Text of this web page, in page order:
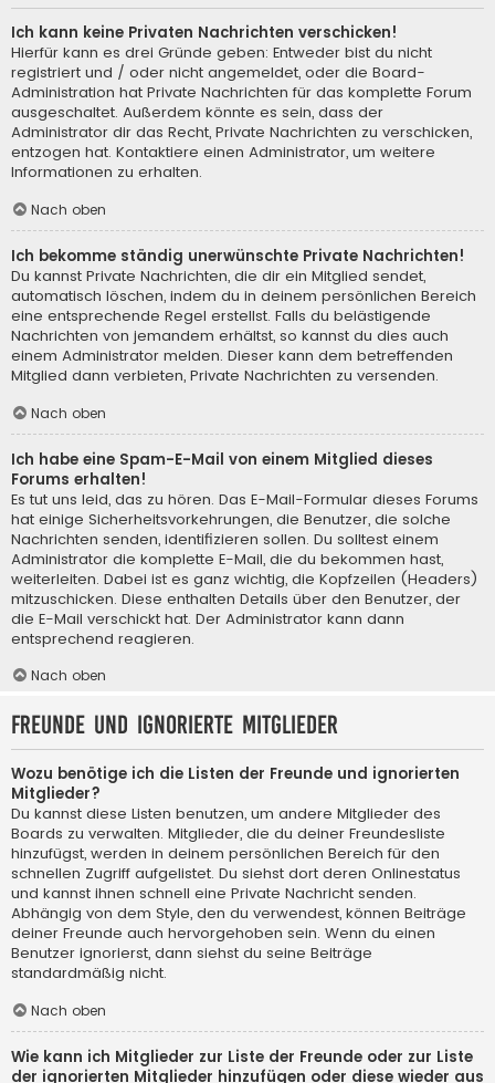
Ich kann keine Privaten Nachrichten verschicken!
Hierfür kann es drei Gründe geben: Entweder bist du nicht
registriert und / oder nicht angemeldet, oder die Board-
Administration hat Private Nachrichten für das komplette Forum
ausgeschaltet. Außerdem könnte es sein, dass der
Administrator dir das Recht, Private Nachrichten zu verschicken,
entzogen hat. Kontaktiere einen Administrator, um weitere
Informationen zu erhalten.
Nach oben
Ich bekomme ständig unerwünschte Private Nachrichten!
Du kannst Private Nachrichten, die dir ein Mitglied sendet,
automatisch löschen, indem du in deinem persönlichen Bereich
eine entsprechende Regel erstellst. Falls du belästigende
Nachrichten von jemandem erhältst, so kannst du dies auch
einem Administrator melden. Dieser kann dem betreffenden
Mitglied dann verbieten, Private Nachrichten zu versenden.
Nach oben
Ich habe eine Spam-E-Mail von einem Mitglied dieses
Forums erhalten!
Es tut uns leid, das zu hören. Das E-Mail-Formular dieses Forums
hat einige Sicherheitsvorkehrungen, die Benutzer, die solche
Nachrichten senden, identifizieren sollen. Du solltest einem
Administrator die komplette E-Mail, die du bekommen hast,
weiterleiten. Dabei ist es ganz wichtig, die Kopfzeilen (Headers)
mitzuschicken. Diese enthalten Details über den Benutzer, der
die E-Mail verschickt hat. Der Administrator kann dann
entsprechend reagieren.
Nach oben
Freunde und ignorierte Mitglieder
Wozu benötige ich die Listen der Freunde und ignorierten
Mitglieder?
Du kannst diese Listen benutzen, um andere Mitglieder des
Boards zu verwalten. Mitglieder, die du deiner Freundesliste
hinzufügst, werden in deinem persönlichen Bereich für den
schnellen Zugriff aufgelistet. Du siehst dort deren Onlinestatus
und kannst ihnen schnell eine Private Nachricht senden.
Abhängig von dem Style, den du verwendest, können Beiträge
deiner Freunde auch hervorgehoben sein. Wenn du einen
Benutzer ignorierst, dann siehst du seine Beiträge
standardmäßig nicht.
Nach oben
Wie kann ich Mitglieder zur Liste der Freunde oder zur Liste
der ignorierten Mitglieder hinzufügen oder diese wieder aus